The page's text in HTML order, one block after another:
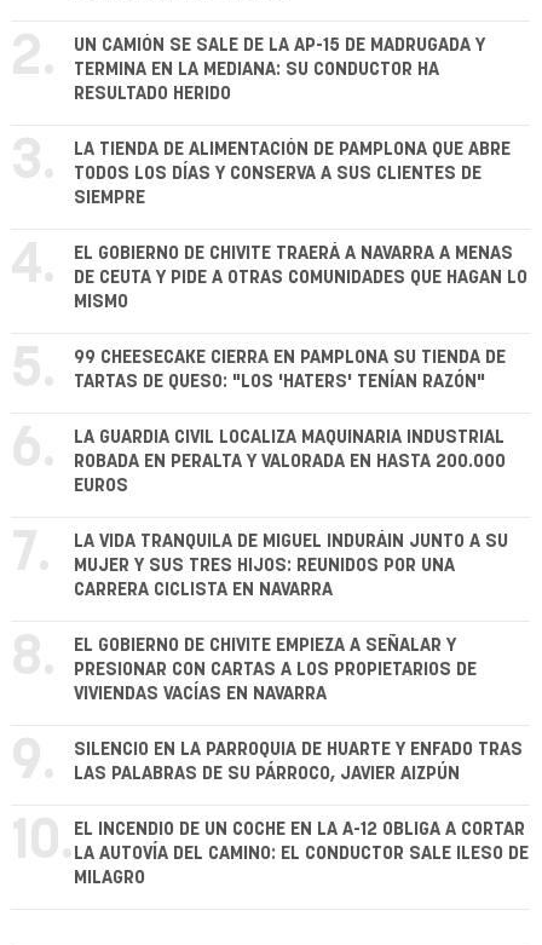
2.
UN CAMIÓN SE SALE DE LA AP-15 DE MADRUGADA Y
TERMINA EN LA MEDIANA: SU CONDUCTOR HA
RESULTADO HERIDO
3.
LA TIENDA DE ALIMENTACIÓN DE PAMPLONA QUE ABRE
TODOS LOS DÍAS Y CONSERVA A SUS CLIENTES DE
SIEMPRE
4.
EL GOBIERNO DE CHIVITE TRAERÁ A NAVARRA A MENAS
DE CEUTA Y PIDE A OTRAS COMUNIDADES QUE HAGAN LO
MISMO
5.
99 CHEESECAKE CIERRA EN PAMPLONA SU TIENDA DE
TARTAS DE QUESO: "LOS 'HATERS' TENÍAN RAZÓN"
6.
LA GUARDIA CIVIL LOCALIZA MAQUINARIA INDUSTRIAL
ROBADA EN PERALTA Y VALORADA EN HASTA 200.000
EUROS
7.
LA VIDA TRANQUILA DE MIGUEL INDURÁIN JUNTO A SU
MUJER Y SUS TRES HIJOS: REUNIDOS POR UNA
CARRERA CICLISTA EN NAVARRA
8.
EL GOBIERNO DE CHIVITE EMPIEZA A SEÑALAR Y
PRESIONAR CON CARTAS A LOS PROPIETARIOS DE
VIVIENDAS VACÍAS EN NAVARRA
9.
SILENCIO EN LA PARROQUIA DE HUARTE Y ENFADO TRAS
LAS PALABRAS DE SU PÁRROCO, JAVIER AIZPÚN
10. EL INCENDIO DE UN COCHE EN LA A-12 OBLIGA A CORTAR
LA AUTOVÍA DEL CAMINO: EL CONDUCTOR SALE ILESO DE
MILAGRO